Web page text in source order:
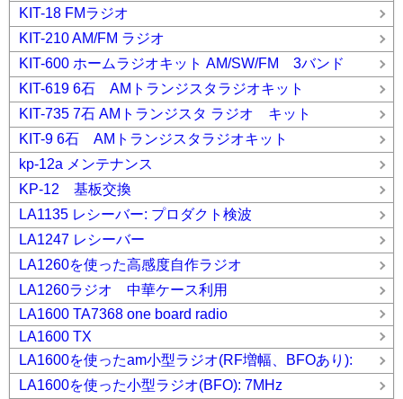
KIT-18 FMラジオ
KIT-210 AM/FM ラジオ
KIT-600 ホームラジオキット AM/SW/FM 3バンド
KIT-619 6石 AMトランジスタラジオキット
KIT-735 7石 AMトランジスタ ラジオ キット
KIT-9 6石 AMトランジスタラジオキット
kp-12a メンテナンス
KP-12 基板交換
LA1135 レシーバー: プロダクト検波
LA1247 レシーバー
LA1260を使った高感度自作ラジオ
LA1260ラジオ 中華ケース利用
LA1600 TA7368 one board radio
LA1600 TX
LA1600を使ったam小型ラジオ(RF増幅、BFOあり):
LA1600を使った小型ラジオ(BFO): 7MHz